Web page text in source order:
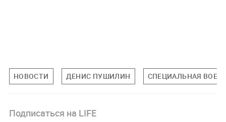
НОВОСТИ ДЕНИС ПУШИЛИН СПЕЦИАЛЬНАЯ
Подписаться на LIFE